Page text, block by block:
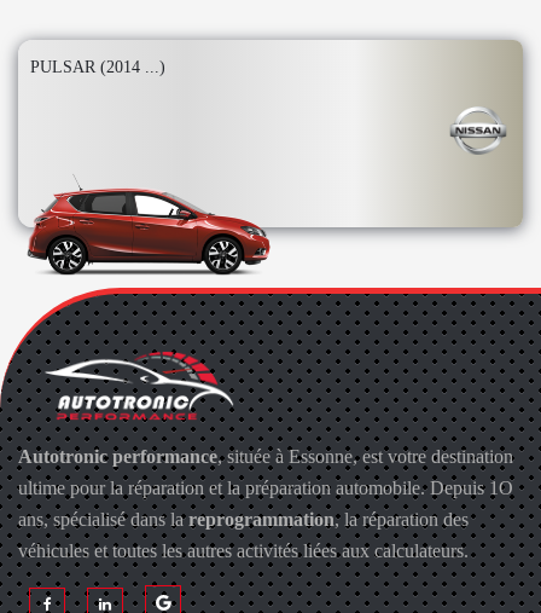
PULSAR (2014 ...)
Autotronic performance, située à Essonne, est votre destination
ultime pour la réparation et la préparation automobile. Depuis 1O
ans, spécialisé dans lareprogrammation, la réparation des
véhicules et toutes les autres activités liées aux calculateurs.